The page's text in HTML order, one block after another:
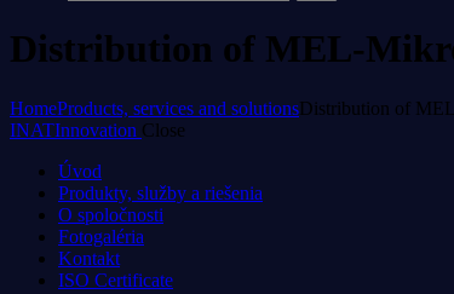
Distribution of MEL-
HomeProducts, services and solutionsDistribution of
INATInnovation Close
Úvod
Produkty, služby a riešenia
O spoločnosti
Fotogaléria
Kontakt
ISO Certificate